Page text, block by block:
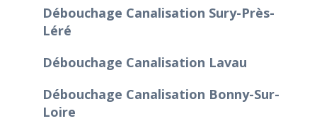
Débouchage Canalisation Sury-Près-
Léré
Débouchage Canalisation Lavau
Débouchage Canalisation Bonny-Sur-
Loire